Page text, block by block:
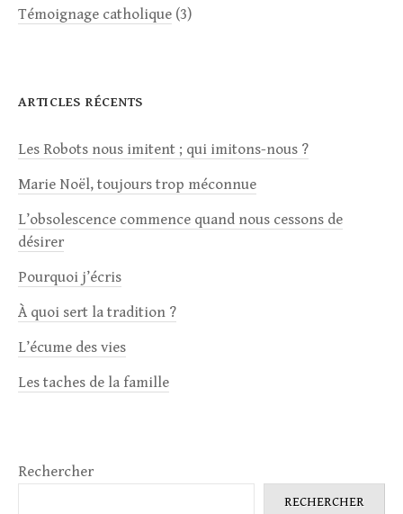
Témoignage catholique (3)
ARTICLES RÉCENTS
Les Robots nous imitent ; qui imitons-nous ?
Marie Noël, toujours trop méconnue
L’obsolescence commence quand nous cessons de
désirer
Pourquoi j’écris
À quoi sert la tradition ?
L’écume des vies
Les taches de la famille
Rechercher
RECHERCHER